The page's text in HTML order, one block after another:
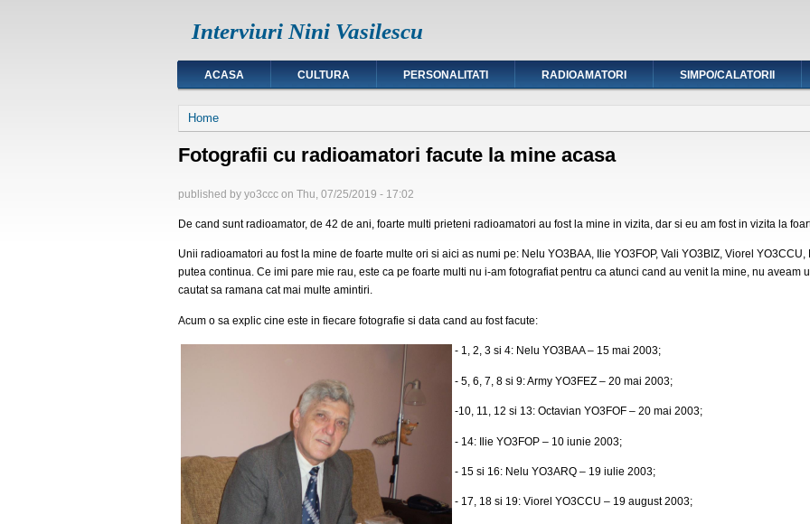
Interviuri Nini Vasilescu
ACASA CULTURA PERSONALITATI RADIOAMATORI SIMPO/CALATORII
You are here
Home
Fotografii cu radioamatori facute la mine acasa
published by yo3ccc on Thu, 07/25/2019 - 17:02
De cand sunt radioamator, de 42 de ani, foarte multi prieteni radioamatori au fost la mine in vizita, dar si eu am fost in vizita la
Unii radioamatori au fost la mine de foarte multe ori si aici as numi pe: Nelu YO3BAA, Ilie YO3FOP, Vali YO3BIZ, Viorel
putea continua. Ce imi pare mie rau, este ca pe foarte multi nu i-am fotografiat pentru ca atunci cand au venit la mine, nu aveam
cautat sa ramana cat mai multe amintiri.
Acum o sa explic cine este in fiecare fotografie si data cand au fost facute:
- 1, 2, 3 si 4: Nelu YO3BAA – 15 mai 2003;
- 5, 6, 7, 8 si 9: Army YO3FEZ – 20 mai 2003;
-10, 11, 12 si 13: Octavian YO3FOF – 20 mai 2003;
- 14: Ilie YO3FOP – 10 iunie 2003;
- 15 si 16: Nelu YO3ARQ – 19 iulie 2003;
- 17, 18 si 19: Viorel YO3CCU – 19 august 2003;